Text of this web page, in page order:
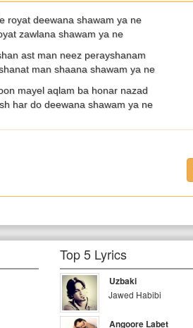
royat deewana shawam ya ne
zawlana shawam ya ne
ast man neez perayshanam
man shaana shawam ya ne
mayel aqlam ba honar nazad
har do deewana shawam ya ne
Top 5 Lyrics
Uzbaki
Jawed Habibi
Angoore Labet